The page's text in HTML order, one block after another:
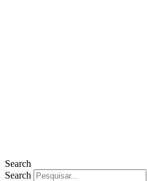
Search
Search